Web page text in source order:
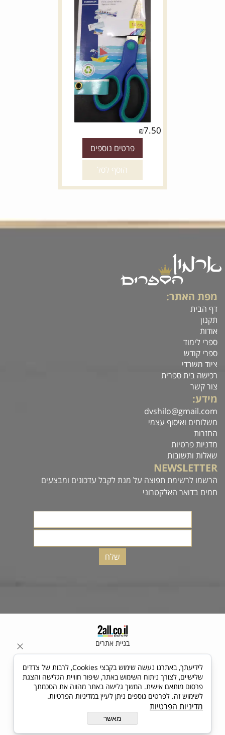
₪7.50
פרטים נוספים
הוסף לסל
מפת האתר:
דף הבית
תקנון
אודות
ספרי לימוד
ספרי קודש
ציוד משרדי
רכישה בית ספרית
צור קשר
מידע:
dvshilo@gmail.com
משלוחים ואיסוף עצמי
החזרות
מדניות פרטיות
שאלות ותשובות
NEWSLETTER
הרשמו לרשימת תפוצה על מנת לקבל עדכונים ומבצעים
חמים בדואר האלקטרוני
בניית אתרים
לידיעתך, באתרנו נעשה שימוש בקבצי Cookies, לרבות של צדדים
שלישיים, לצורך ניתוח השימוש באתר, שיפור חוויית הגלישה והצגת
פרסום מותאם אישית. המשך גלישה באתר מהווה את הסכמתך
לשימוש זה. לפרטים נוספים ניתן לעיין במדיניות הפרטיות.
מדיניות הפרטיות
מאשר